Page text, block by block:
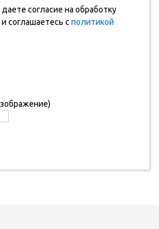
согласие на обработку
соглашаетесь сполитикой